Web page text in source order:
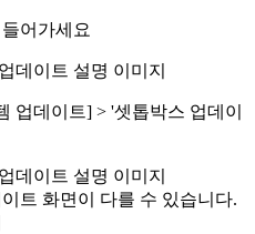
어가세요
업데이트] > '셋톱박스 업데이
트 화면이 다를 수 있습니다.